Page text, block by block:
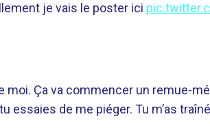
je vais le poster ici
Ça va commencer un remue-
essaies de me piéger. Tu m’as